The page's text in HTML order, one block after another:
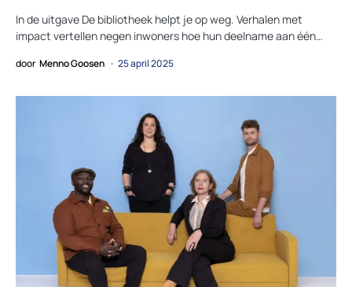
In de uitgave De bibliotheek helpt je op weg. Verhalen met
impact vertellen negen inwoners hoe hun deelname aan één…
door Menno Goosen 25 april 2025